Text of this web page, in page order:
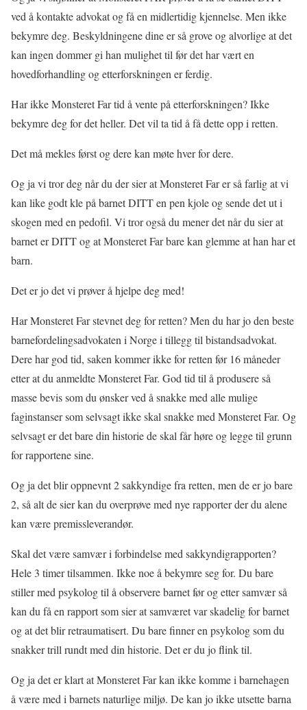
ved å kontakte advokat og få en midlertidig kjennelse. Men ikke
bekymre deg. Beskyldningene dine er så grove og alvorlige at det
kan ingen dommer gi han mulighet til før det har vært en
hovedforhandling og etterforskningen er ferdig.
Har ikke Monsteret Far tid å vente på etterforskningen? Ikke
bekymre deg for det heller. Det vil ta tid å få dette opp i retten.
Det må mekles først og dere kan møte hver for dere.
Og ja vi tror deg når du der sier at Monsteret Far er så farlig at vi
kan like godt kle på barnet DITT en pen kjole og sende det ut i
skogen med en pedofil. Vi tror også du mener det når du sier at
barnet er DITT og at Monsteret Far bare kan glemme at han har et
barn.
Det er jo det vi prøver å hjelpe deg med!
Har Monsteret Far stevnet deg for retten? Men du har jo den beste
barnefordelingsadvokaten i Norge i tillegg til bistandsadvokat.
Dere har god tid, saken kommer ikke for retten før 16 måneder
etter at du anmeldte Monsteret Far. God tid til å produsere så
masse bevis som du ønsker ved å snakke med alle mulige
faginstanser som selvsagt ikke skal snakke med Monsteret Far. Og
selvsagt er det bare din historie de skal får høre og legge til grunn
for rapportene sine.
Og ja det blir oppnevnt 2 sakkyndige fra retten, men de er jo bare
2, så alt de sier kan du overprøve med nye rapporter der du alene
kan være premissleverandør.
Skal det være samvær i forbindelse med sakkyndigrapporten?
Hele 3 timer tilsammen. Ikke noe å bekymre seg for. Du bare
stiller med psykolog til å observere barnet før og etter samvær så
kan du få en rapport som sier at samværet var skadelig for barnet
og at det blir retraumatisert. Du bare finner en psykolog som du
snakker trill rundt med din historie. Det er du jo flink til.
Og ja det er klart at Monsteret Far kan ikke komme i barnehagen
å være med i barnets naturlige miljø. De kan jo ikke utsette barna